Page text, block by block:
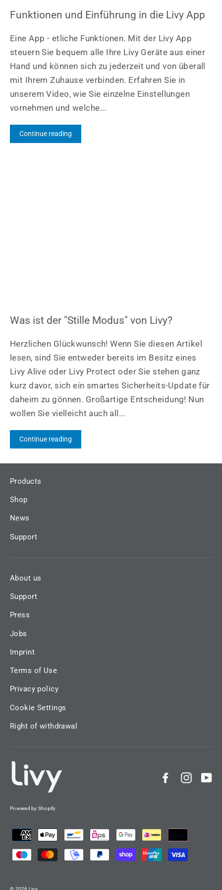
Funktionen und Einführung in die Livy App
Eine App - etliche Funktionen. Mit der Livy App
steuern Sie bequem alle Ihre Livy Geräte aus einer
Hand und können sich zu jederzeit und von überall
mit Ihrem Zuhause verbinden. Erfahren Sie in
unserem Video, wie Sie einzelne Einstellungen
vornehmen und welche...
Continue reading
Was ist der "Stille Modus" von Livy?
Herzlichen Glückwunsch! Wenn Sie diesen Artikel
lesen, sind Sie entweder bereits im Besitz eines
Livy Alive oder Livy Protect oder Sie stehen ganz
kurz davor, sich ein smartes Sicherheits-Update für
daheim zu gönnen. Großartige Entscheidung! Nun
wollen Sie vielleicht auch all...
Continue reading
Products
Shop
News
Support
About us
Support
Press
Jobs
Imprint
Terms of Use
Privacy policy
Cookie Settings
Right of withdrawal
Facebook
Powered by Shopify
© 2026 Livy